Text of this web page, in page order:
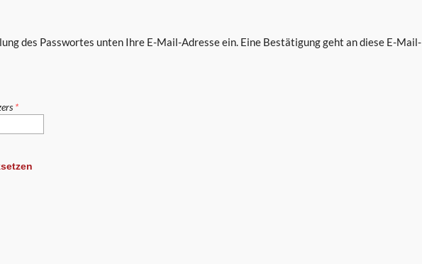
des Passwortes unten Ihre E-Mail-Adresse ein. Eine Bestätigung geht an diese E-Mail-
*